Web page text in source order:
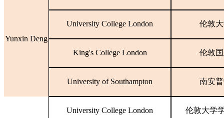
Yunxin Deng
University College London 伦敦
King's College London 伦敦
University of Southampton 南安
University College London 伦敦大学